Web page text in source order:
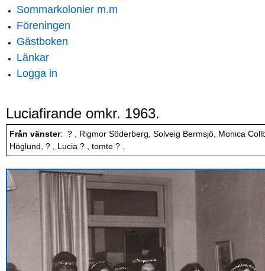
Sommarkolonier m.m
Föreningen
Gästboken
Länkar
Logga in
Luciafirande omkr. 1963.
Från vänster: ? , Rigmor Söderberg, Solveig Bermsjö, Monica
Höglund, ? , Lucia ? , tomte ? .